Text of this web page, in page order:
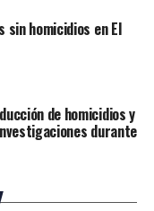
irregular.
para
el control
homicidios en El
de homicidios y
durante